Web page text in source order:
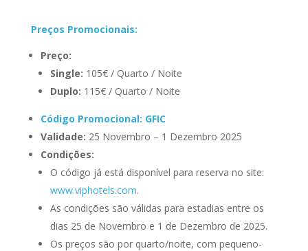
Preços Promocionais:
Preço:
Single: 105€ / Quarto / Noite
Duplo: 115€ / Quarto / Noite
Código Promocional: GFIC
Validade: 25 Novembro – 1 Dezembro 2025
Condições:
O código já está disponível para reserva no site:
www.viphotels.com.
As condições são válidas para estadias entre os
dias 25 de Novembro e 1 de Dezembro de 2025.
Os preços são por quarto/noite, com pequeno-